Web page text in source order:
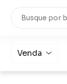
Venda